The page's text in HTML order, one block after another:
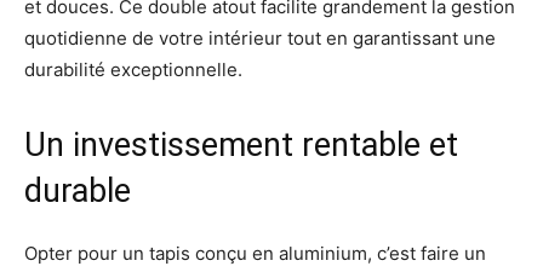
et douces. Ce double atout facilite grandement la gestion
quotidienne de votre intérieur tout en garantissant une
durabilité exceptionnelle.
Un investissement rentable et
durable
Opter pour un tapis conçu en aluminium, c’est faire un